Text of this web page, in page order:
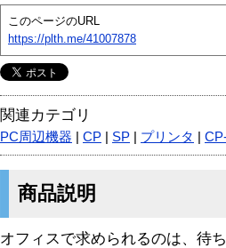
このページのURL
https://plth.me/41007878
関連カテゴリ
PC周辺機器 CP SP プリンタ
商品説明
オフィスで求められるのは、待